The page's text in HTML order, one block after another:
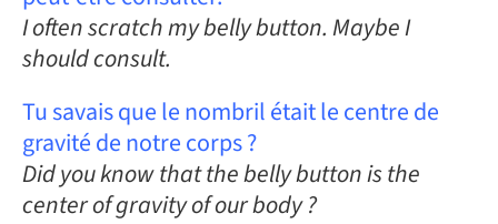
I often scratch my belly button. Maybe I
should consult.
Tu savais que le nombril était le centre de
gravité de notre corps ?
Did you know that the belly button is the
center of gravity of our body ?